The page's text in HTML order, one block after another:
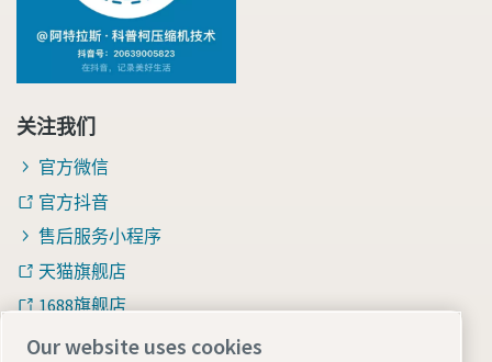
关注我们
官方微信
官方抖音
售后服务小程序
天猫旗舰店
1688旗舰店
知乎
Our website uses cookies